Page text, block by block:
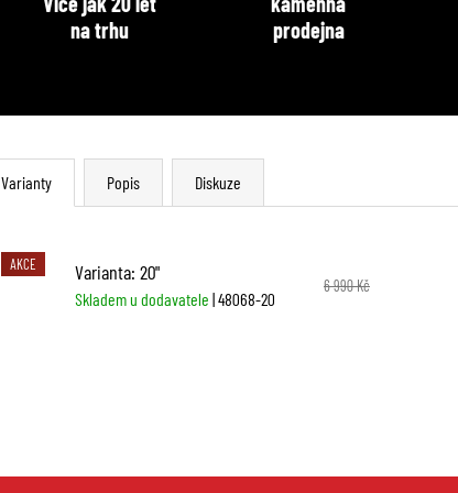
na trhu
prodejna
Varianty Popis Diskuze
AKCE Varianta: 20"
Skladem u dodavatele | 48068-20
6 990 Kč